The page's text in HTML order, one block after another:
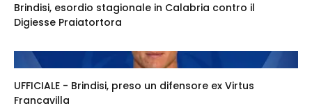
Brindisi, esordio stagionale in Calabria contro il
Digiesse Praiatortora
UFFICIALE - Brindisi, preso un difensore ex Virtus
Francavilla